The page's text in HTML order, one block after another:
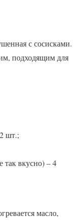
с сосисками.
подходящим для
шт.;
так вкусно) – 4
масло,